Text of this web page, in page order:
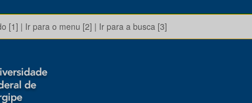
[1] | Ir para o menu [2] | Ir para a busca [3]